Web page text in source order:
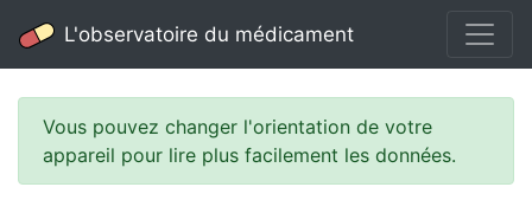
L'observatoire du médicament
Vous pouvez changer l'orientation de votre
appareil pour lire plus facilement les données.